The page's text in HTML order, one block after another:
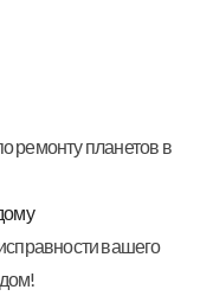
ремонту планетов в
вашего